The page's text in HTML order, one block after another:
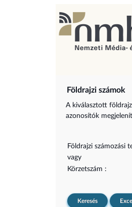
Földrajzi számok
A kiválasztott
azonosítók
Földrajzi számozási
vagy
Körzetszám :
Keresés Excel